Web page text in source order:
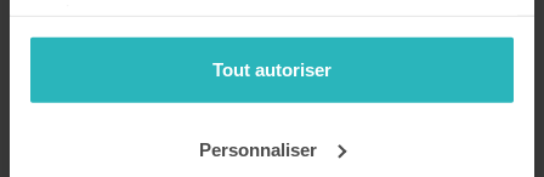
Tout autoriser
Personnaliser